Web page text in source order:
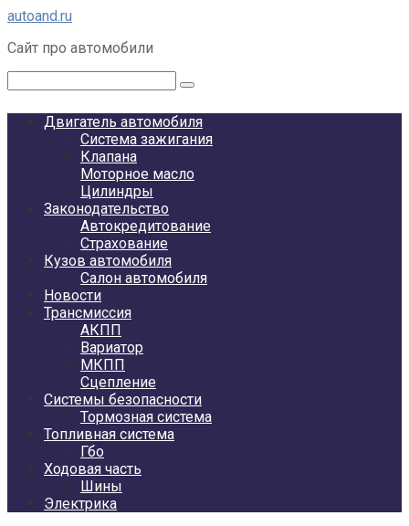
Перейти
контенту
autoand.ru
Сайт про автомобили
Двигатель автомобиля
Система зажигания
Клапана
Моторное масло
Цилиндры
Законодательство
Автокредитование
Страхование
Кузов автомобиля
Салон автомобиля
Новости
Трансмиссия
АКПП
Вариатор
МКПП
Сцепление
Системы безопасности
Тормозная система
Топливная система
Гбо
Ходовая часть
Шины
Электрика